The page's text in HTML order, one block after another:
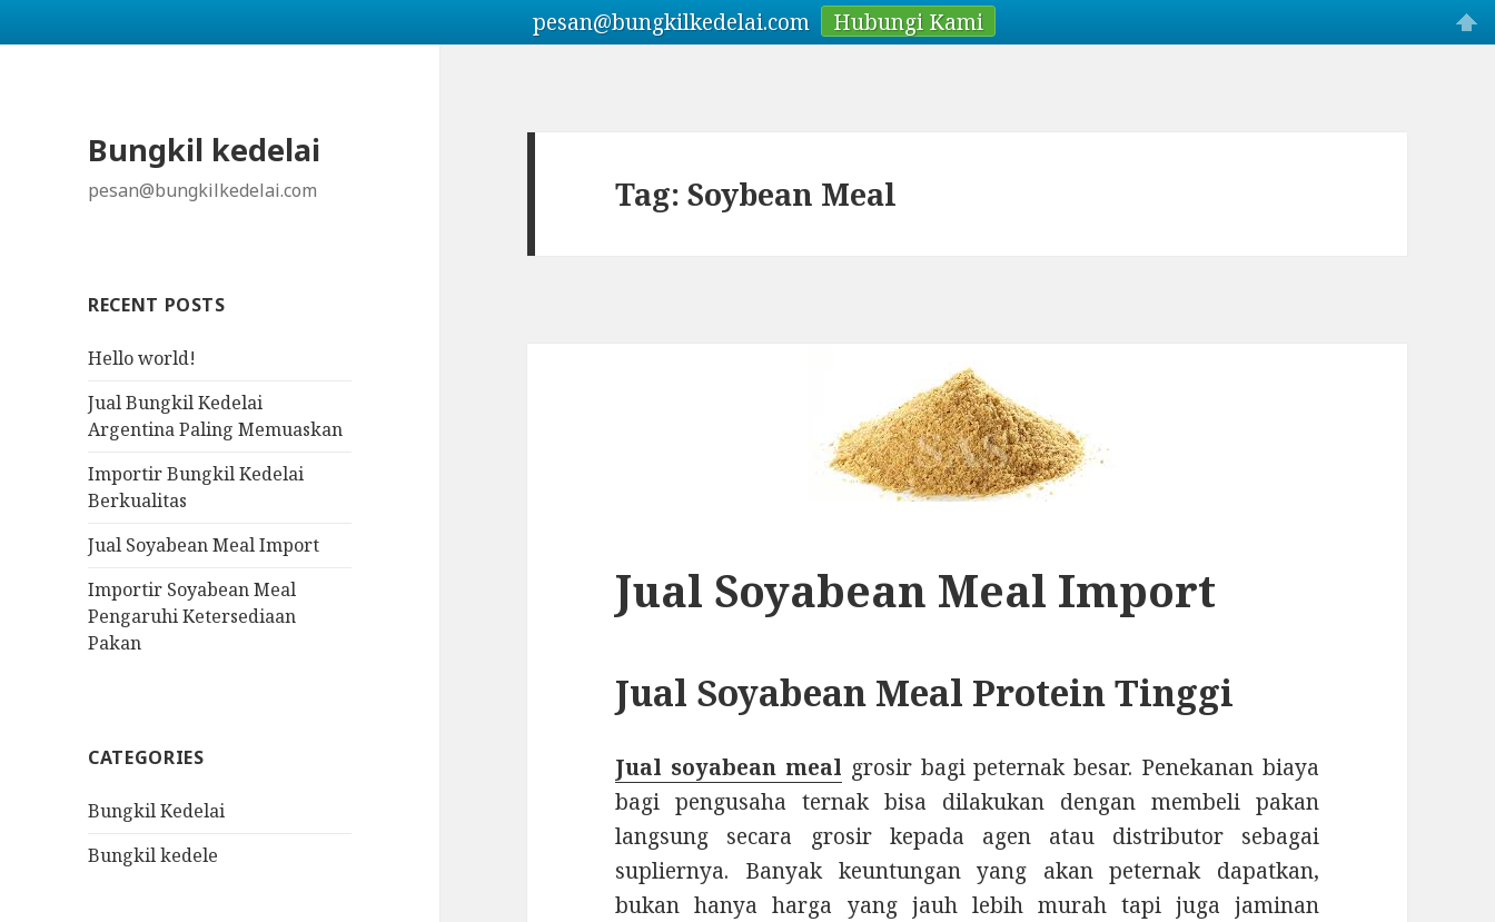
Bungkil kedelai
pesan@bungkilkedelai.com
RECENT POSTS
Hello world!
Jual Bungkil Kedelai
Argentina Paling Memuaskan
Importir Bungkil Kedelai
Berkualitas
Jual Soyabean Meal Import
Importir Soyabean Meal
Pengaruhi Ketersediaan
Pakan
CATEGORIES
Bungkil Kedelai
Bungkil kedele
Tag: Soybean Meal
Jual Soyabean Meal Import
Jual Soyabean Meal Protein Tinggi
Jual soyabean meal grosir bagi peternak besar. Penekanan biaya
bagi pengusaha ternak bisa dilakukan dengan membeli pakan
langsung secara grosir kepada agen atau distributor sebagai
supliernya. Banyak keuntungan yang akan peternak dapatkan,
bukan hanya harga yang jauh lebih murah tapi juga jaminan
pesan@bungkilkedelai.com Hubungi Kami